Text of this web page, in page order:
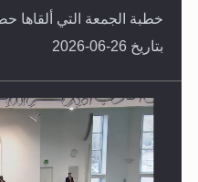
خطبة الجمعة التي ألقاها
بتاريخ 26-06-2026